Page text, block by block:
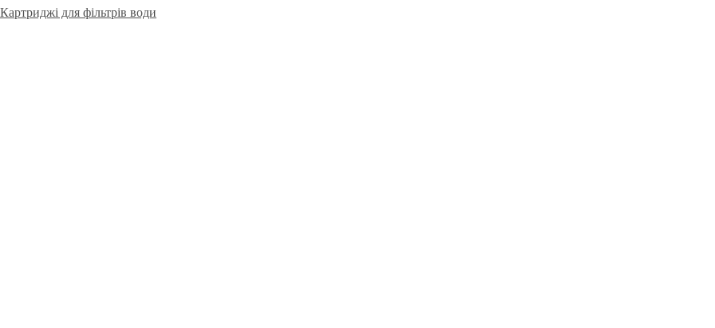
Картриджі для фільтрів води